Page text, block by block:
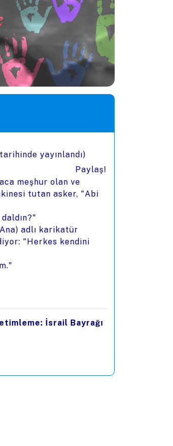
tarihinde yayınlandı)
Paylaş!
meşhur olan ve
tutan asker, "Abi
adlı karikatür
"Herkes kendini
İsrail Bayrağı